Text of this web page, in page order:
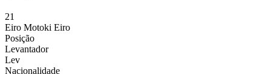
21
Eiro Motoki Eiro
Posição
Levantador
Lev
Nacionalidade